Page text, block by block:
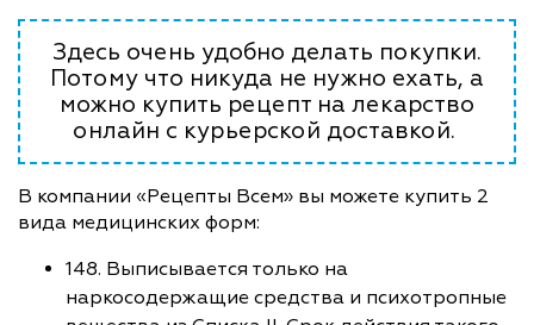
Здесь очень удобно делать покупки.
Потому что никуда не нужно ехать, а
можно купить рецепт на лекарство
онлайн с курьерской доставкой.
В компании «Рецепты Всем» вы можете купить 2
вида медицинских форм:
148. Выписывается только на
наркосодержащие средства и психотропные